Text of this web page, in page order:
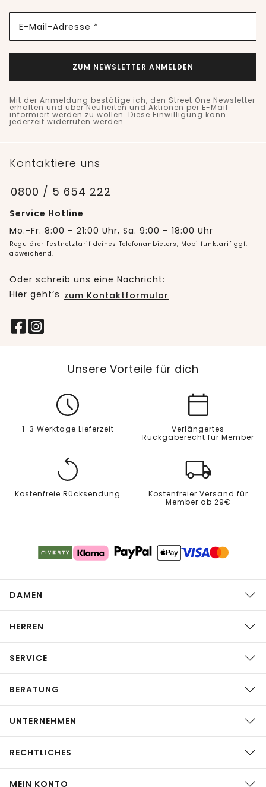
E-Mail-Adresse *
ZUM NEWSLETTER ANMELDEN
Mit der Anmeldung bestätige ich, den Street One Newsletter
erhalten und über Neuheiten und Aktionen per E-Mail
informiert werden zu wollen. Diese Einwilligung kann
jederzeit widerrufen werden.
Kontaktiere uns
0800 / 5 654 222
Service Hotline
Mo.-Fr. 8:00 – 21:00 Uhr, Sa. 9:00 – 18:00 Uhr
Regulärer Festnetztarif deines Telefonanbieters, Mobilfunktarif ggf.
abweichend.
Oder schreib uns eine Nachricht:
Hier geht’s zum Kontaktformular
Unsere Vorteile für dich
1-3 Werktage Lieferzeit
Verlängertes
Rückgaberecht für Member
Kostenfreie Rücksendung
Kostenfreier Versand für
Member ab 29€
DAMEN
HERREN
SERVICE
BERATUNG
UNTERNEHMEN
RECHTLICHES
MEIN KONTO